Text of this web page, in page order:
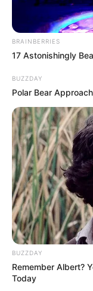
BRAINBERRIES
17 Astonishingly
BUZZDAY
Polar Bear
BUZZDAY
Remember Albert?
Today